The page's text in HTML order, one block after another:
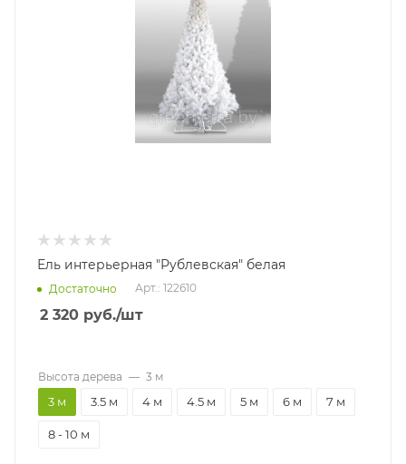
Ель интерьерная "Рублевская" белая
Достаточно Арт.: 122610
2 320 руб./шт
Высота дерева — 3 м
3 м 3.5 м 4 м 4.5 м 5 м 6 м 7 м
8 - 10 м